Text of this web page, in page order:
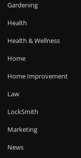
Gardening
Health
Health & Wellness
Home
Home Improvement
Law
LockSmith
Marketing
News